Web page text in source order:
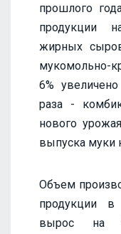
прошлого
продукции
жирных
мукомольно-
6%
раза -
нового
выпуска муки
Объем
продукции в
вырос на